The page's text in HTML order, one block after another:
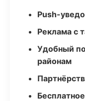
Push-
Реклама с
Удобный
районам